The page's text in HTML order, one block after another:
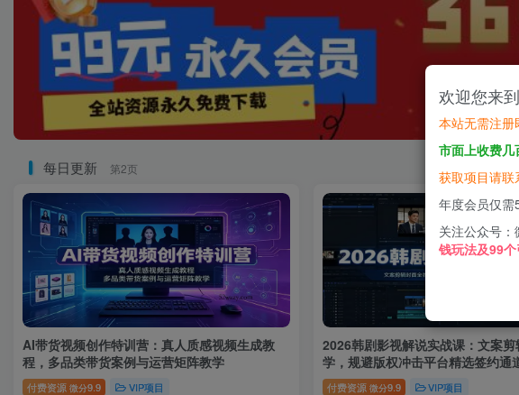
每日更新 第2页
AI带货视频创作特训营：真人质感视频生成教
程，多品类带货案例与运营矩阵教学
付费资源 微分9.9 VIP项目
2026韩剧影视解说实战课：文案
学，规避版权冲击平台精选签约通
付费资源 微分9.9 VIP项目
欢迎您来
本站无需注册
市面上收费几
获取项目请联
年度会员仅需
关注公众号：
钱玩法及99